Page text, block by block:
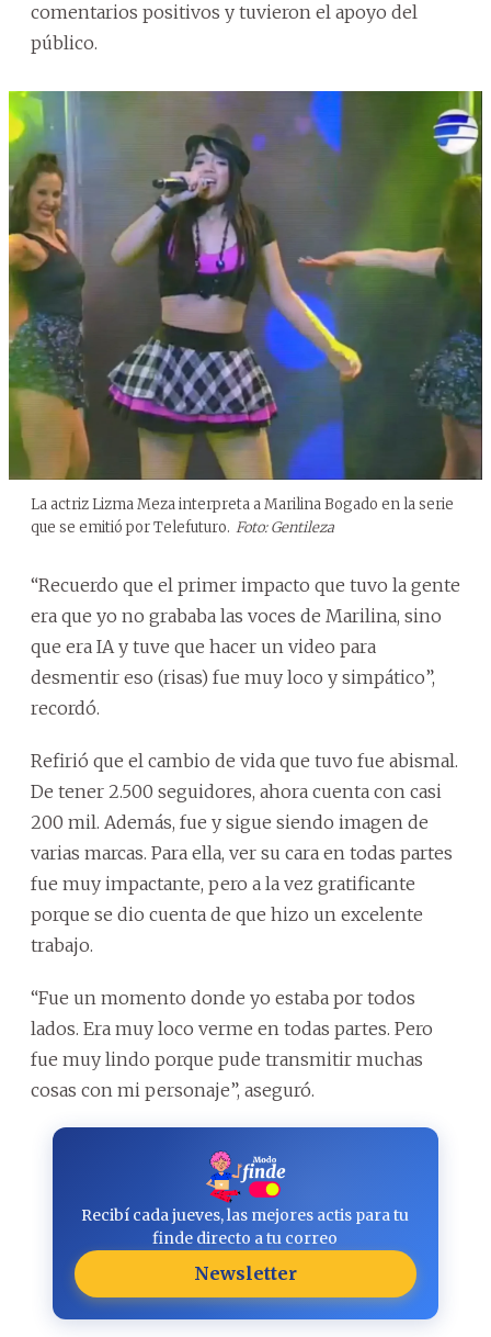
comentarios positivos y tuvieron el apoyo del
público.
La actriz Lizma Meza interpreta a Marilina Bogado en la serie
que se emitió por Telefuturo. Foto: Gentileza
“Recuerdo que el primer impacto que tuvo la gente
era que yo no grababa las voces de Marilina, sino
que era IA y tuve que hacer un video para
desmentir eso (risas) fue muy loco y simpático”,
recordó.
Refirió que el cambio de vida que tuvo fue abismal.
De tener 2.500 seguidores, ahora cuenta con casi
200 mil. Además, fue y sigue siendo imagen de
varias marcas. Para ella, ver su cara en todas partes
fue muy impactante, pero a la vez gratificante
porque se dio cuenta de que hizo un excelente
trabajo.
“Fue un momento donde yo estaba por todos
lados. Era muy loco verme en todas partes. Pero
fue muy lindo porque pude transmitir muchas
cosas con mi personaje”, aseguró.
Recibí cada jueves, las mejores actis para tu
finde directo a tu correo
Newsletter